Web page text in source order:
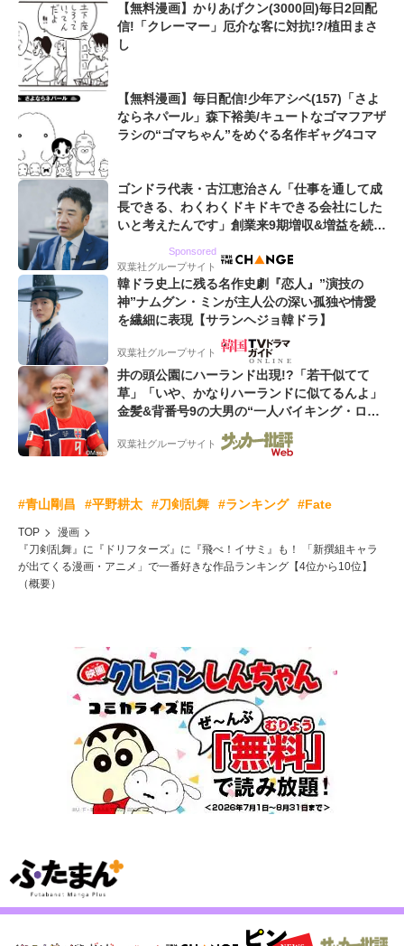
【無料漫画】かりあげクン(3000回)毎日2回配
信!「クレーマー」厄介な客に対抗!?/植田まさ
し
【無料漫画】毎日配信!少年アシベ(157)「さよ
ならネパール」森下裕美/キュートなゴマフアザ
ラシの“ゴマちゃん”をめぐる名作ギャグ4コマ
ゴンドラ代表・古江恵治さん「仕事を通して成
長できる、わくわくドキドキできる会社にした
いと考えたんです」創業来9期増収&増益を続け
Sponsored
双葉社グループサイト
韓ドラ史上に残る名作史劇『恋人』”演技の
神”ナムグン・ミンが主人公の深い孤独や情愛
を繊細に表現【サランヘジョ韓ドラ】
双葉社グループサイト
井の頭公園にハーランド出現!?「若干似てて
草」「いや、かなりハーランドに似てるんよ」
金髪&背番号9の大男の“一人バイキング・ロ
ー”映像が話題!「元気をもらった」
双葉社グループサイト
#青山剛昌 #平野耕太 #刀剣乱舞 #ランキング #Fate
TOP
漫画
『刀剣乱舞』に『ドリフターズ』に『飛べ！イサミ』も！ 「新撰組キャラ
が出てくる漫画・アニメ」で一番好きな作品ランキング【4位から10位】
（概要）